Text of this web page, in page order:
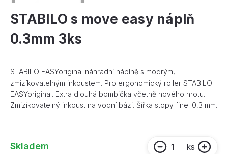
STABILO s move easy náplň
0.3mm 3ks
STABILO EASYoriginal náhradní náplně s modrým,
zmizíkovatelným inkoustem. Pro ergonomický roller STABILO
EASYoriginal. Extra dlouhá bombička včetně nového hrotu.
Zmizíkovatelný inkoust na vodní bázi. Šířka stopy fine: 0,3 mm.
Skladem
ks